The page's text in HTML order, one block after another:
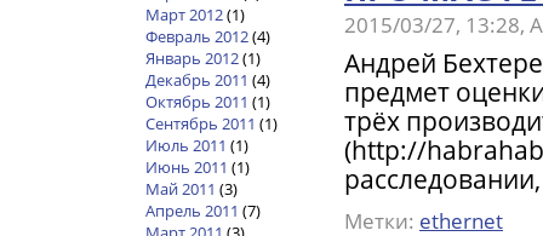
2015/03/27, 13:28,
Андрей
предмет
трёх
(http://
Метки: ethernet
Март 2012(1)
Февраль 2012(4)
Январь 2012(1)
Декабрь 2011 (4)
Октябрь 2011 (1)
Сентябрь 2011 (1)
Июль 2011 (1)
Июнь 2011 (1)
Май 2011 (3)
Апрель 2011 (7)